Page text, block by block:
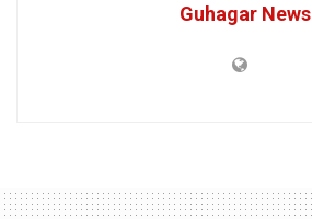
Guhagar News